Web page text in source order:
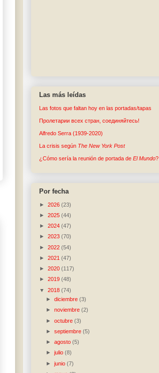
Las más leídas
Las fotos que faltan hoy en las portadas/tapas
Пролетарии всех стран, соединяйтесь!
Alfredo Serra (1939-2020)
La crisis según The New York Post
¿Cómo sería la reunión de portada de El Mundo?
Por fecha
► 2026 (23)
► 2025 (44)
► 2024 (47)
► 2023 (70)
► 2022 (54)
► 2021 (47)
► 2020 (117)
► 2019 (48)
▼ 2018 (74)
►diciembre(3)
►noviembre(2)
►octubre(3)
►septiembre(5)
►agosto(5)
►julio(8)
►junio(7)